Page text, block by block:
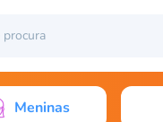
Meninas